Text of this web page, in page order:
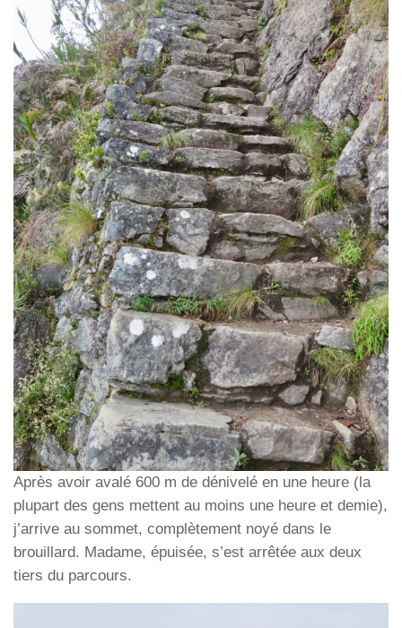
Après avoir avalé 600 m de dénivelé en une heure (la
plupart des gens mettent au moins une heure et demie),
j’arrive au sommet, complètement noyé dans le
brouillard. Madame, épuisée, s’est arrêtée aux deux
tiers du parcours.